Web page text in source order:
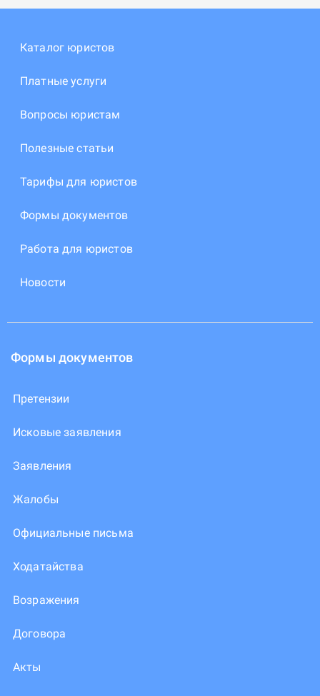
Каталог юристов
Платные услуги
Вопросы юристам
Полезные статьи
Тарифы для юристов
Формы документов
Работа для юристов
Новости
Формы документов
Претензии
Исковые заявления
Заявления
Жалобы
Официальные письма
Ходатайства
Возражения
Договора
Акты